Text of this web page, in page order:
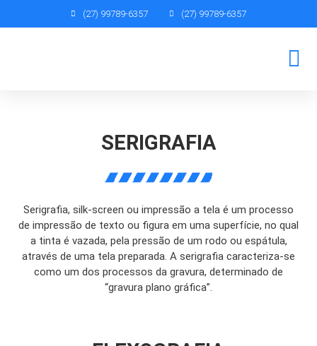
(27) 99789-6357 (27) 99789-6357
SERIGRAFIA
Serigrafia, silk-screen ou impressão a tela é um processo
de impressão de texto ou figura em uma superfície, no qual
a tinta é vazada, pela pressão de um rodo ou espátula,
através de uma tela preparada. A serigrafia caracteriza-se
como um dos processos da gravura, determinado de
“gravura plano gráfica”.